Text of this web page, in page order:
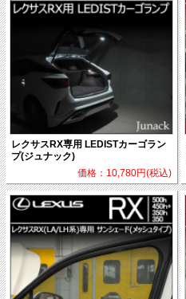
レクサスRX専用 LEDISTカーゴラン
プ(ジュナック)
価格：10,780円(税込)